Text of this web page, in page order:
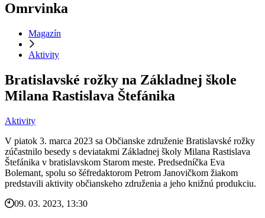
Omrvinka
Magazín
Aktivity
Bratislavské rožky na Základnej škole
Milana Rastislava Štefánika
Aktivity
V piatok 3. marca 2023 sa Občianske združenie Bratislavské rožky
zúčastnilo besedy s deviatakmi Základnej školy Milana Rastislava
Štefánika v bratislavskom Starom meste. Predsedníčka Eva
Bolemant, spolu so šéfredaktorom Petrom Janovičkom žiakom
predstavili aktivity občianskeho združenia a jeho knižnú produkciu.
09. 03. 2023, 13:30